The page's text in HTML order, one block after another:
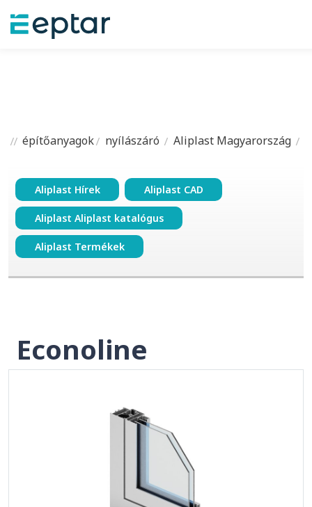
építőanyagok nyílászáró Aliplast Magyarország
Aliplast Hírek Aliplast CAD
Aliplast Aliplast katalógus
Aliplast Termékek
Econoline